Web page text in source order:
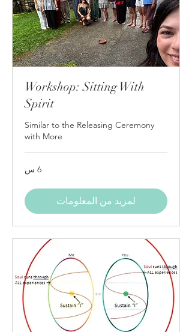
Workshop: Sitting With
Spirit
Similar to the Releasing Ceremony
with More
6 س
لمزيد من المعلومات